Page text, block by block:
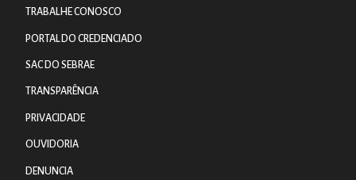
TRABALHE CONOSCO
PORTAL DO CREDENCIADO
SAC DO SEBRAE
TRANSPARÊNCIA
PRIVACIDADE
OUVIDORIA
DENUNCIA